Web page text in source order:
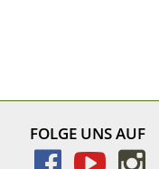
FOLGE UNS AUF